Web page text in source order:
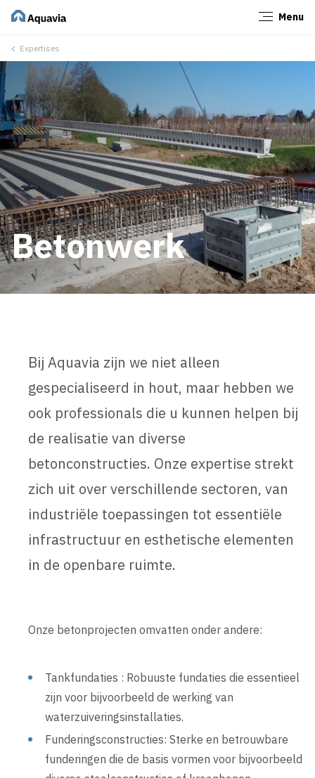
Menu
Expertises
Betonwerk
Bij Aquavia zijn we niet alleen
gespecialiseerd in hout, maar hebben we
ook professionals die u kunnen helpen bij
de realisatie van diverse
betonconstructies. Onze expertise strekt
zich uit over verschillende sectoren, van
industriële toepassingen tot essentiële
infrastructuur en esthetische elementen
in de openbare ruimte.
Onze betonprojecten omvatten onder andere:
Tankfundaties : Robuuste fundaties die essentieel
zijn voor bijvoorbeeld de werking van
waterzuiveringsinstallaties.
Funderingsconstructies: Sterke en betrouwbare
funderingen die de basis vormen voor bijvoorbeeld
Sluiten